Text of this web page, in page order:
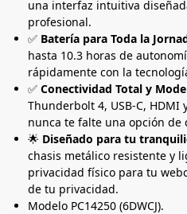
una interfaz intuitiva
profesional.
✅ Batería para Toda la
hasta 10.3 horas de
rápidamente con la
✅ Conectividad Total y
Thunderbolt 4, USB-C,
nunca te falte una opción de
🌟 Diseñado para tu
chasis metálico resistente y
privacidad físico para tu
de tu privacidad.
Modelo PC14250 (6DWCJ).